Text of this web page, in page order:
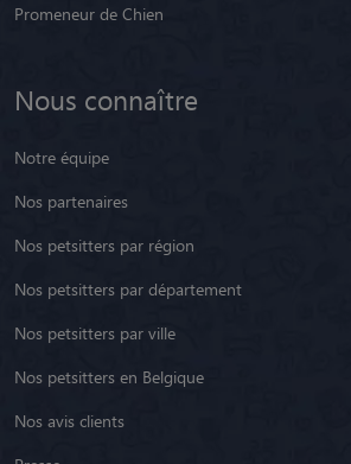
Promeneur de Chien
Nous connaître
Notre équipe
Nos partenaires
Nos petsitters par région
Nos petsitters par département
Nos petsitters par ville
Nos petsitters en Belgique
Nos avis clients